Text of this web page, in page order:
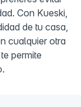
Con Kueski,
de tu casa,
cualquier otra
permite